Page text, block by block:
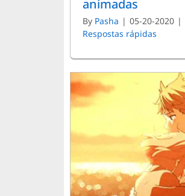
animadas
By Pasha | 05-20-2020 |
Respostas rápidas